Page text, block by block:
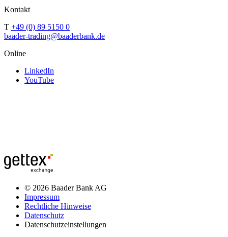
Kontakt
T +49 (0) 89 5150 0
baader-trading@baaderbank.de
Online
LinkedIn
YouTube
© 2026 Baader Bank AG
Impressum
Rechtliche Hinweise
Datenschutz
Datenschutzeinstellungen